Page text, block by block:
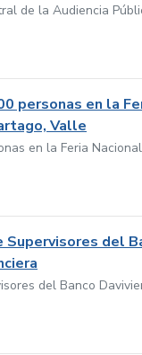
de la Audiencia
personas en la
Valle
en la Feria
Supervisores del
del Banco